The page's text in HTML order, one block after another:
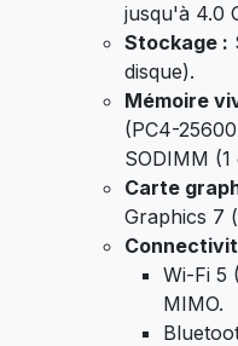
jusqu'à 4.0
Stockage :
disque).
Mémoire
(PC4-
SODIMM
Carte
Graphics 7
Wi-Fi 5
MIMO.